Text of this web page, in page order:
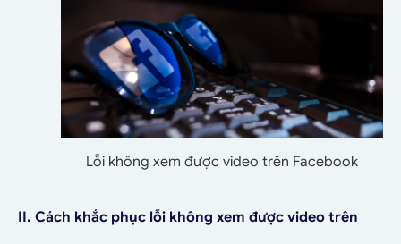
Lỗi không xem được video trên Facebook
II. Cách khắc phục lỗi không xem được video trên